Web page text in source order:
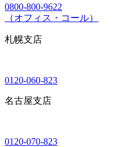
0800-800-9622
（オフィス・コール）
札幌支店
0120-060-823
名古屋支店
0120-070-823